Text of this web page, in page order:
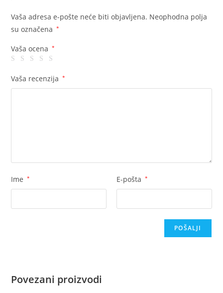
Vaša adresa e-pošte neće biti objavljena. Neophodna polja
su označena
*
Vaša ocena *
Vaša recenzija *
Ime * E-pošta *
Povezani proizvodi